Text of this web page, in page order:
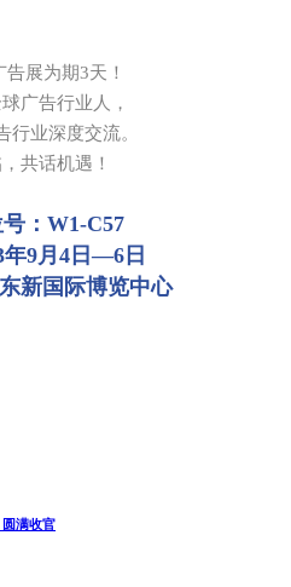
展为期3天！
广告行业人，
行业深度交流。
共话机遇！
：W1-C57
年9月4日—6日
新国际博览中心
满收官